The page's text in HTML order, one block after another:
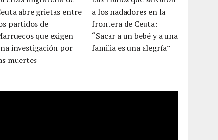
abre grietas entre
partidos de
que exigen
investigación por
muertes
a los nadadores en la
frontera de Ceuta:
“Sacar a un bebé y a una
familia es una alegría”